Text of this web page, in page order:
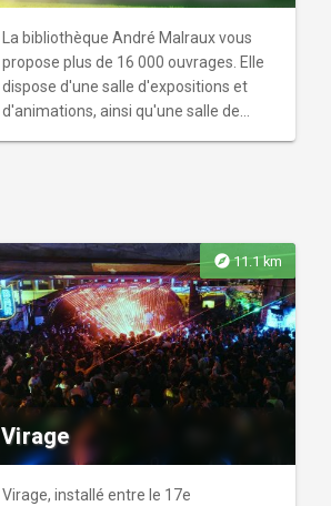
La bibliothèque André Malraux vous
propose plus de 16 000 ouvrages. Elle
dispose d'une salle d'expositions et
d'animations, ainsi qu'une salle de
explore11.1 km
Virage
Virage, installé entre le 17e